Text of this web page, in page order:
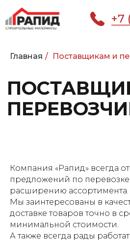
+7 (4012)
Главная / Поставщикам и
ПОСТАВЩИКАМ
ПЕРЕВОЗЧИКАМ
Компания «Рапид» всегда
предложений по перевозке
расширению ассортимента.
Мы заинтересованы в
доставке товаров точно в
минимальной стоимости.
А также всегда рады